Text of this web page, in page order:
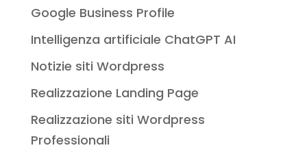
Google Business Profile
Intelligenza artificiale ChatGPT AI
Notizie siti Wordpress
Realizzazione Landing Page
Realizzazione siti Wordpress
Professionali